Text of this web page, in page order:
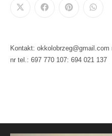
Kontakt: okkolobrzeg@gmail.com
nr tel.: 697 770 107: 694 021 137